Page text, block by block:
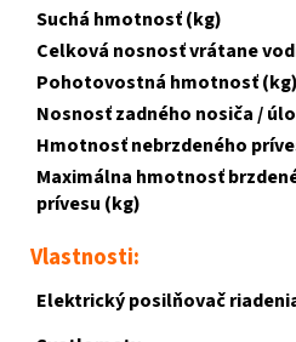
Suchá hmotnosť (kg)
Celková nosnosť vrátane
Pohotovostná hmotnosť (kg)
Nosnosť zadného nosiča /
Hmotnosť nebrzdeného
Maximálna hmotnosť
prívesu (kg)
Vlastnosti:
Elektrický posilňovač